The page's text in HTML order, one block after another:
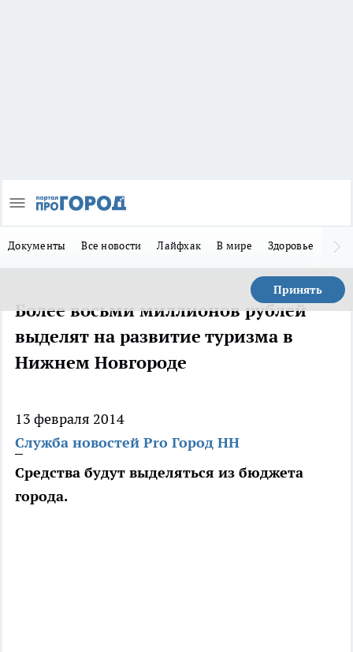
Документы Все новости Лайфхак В мире Здоровье
Принять
Более восьми миллионов рублей
выделят на развитие туризма в
Нижнем Новгороде
13 февраля 2014
Служба новостей Pro Город НН
Средства будут выделяться из бюджета
города.